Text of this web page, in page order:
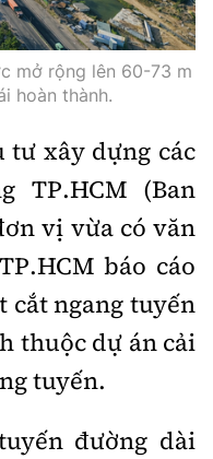
mở rộng lên 60-73 m
hoàn thành.
tư xây dựng các
TP.HCM (Ban
vị vừa có văn
báo cáo
cắt ngang tuyến
thuộc dự án cải
tuyến.
đường dài